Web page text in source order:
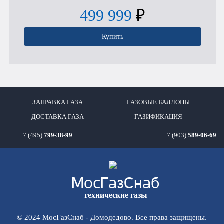
499 999 ₽
Купить
ЗАПРАВКА ГАЗА ГАЗОВЫЕ БАЛЛОНЫ
ДОСТАВКА ГАЗА ГАЗИФИКАЦИЯ
+7 (495) 799-38-99 +7 (903) 589-06-69
Мос ГазСнаб
технические газы
© 2024 МосГазСнаб - Домодедово. Все права защищены.